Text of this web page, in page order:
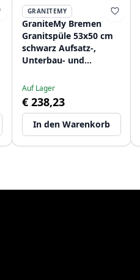
GRANITEMY
GraniteMy Bremen
Granitspüle 53x50 cm
schwarz Aufsatz-,
Unterbau- und
Armaturenbank MIT
EDELSTAHLSTOPFEN
Auf Lager
€ 238,23
In den Warenkorb